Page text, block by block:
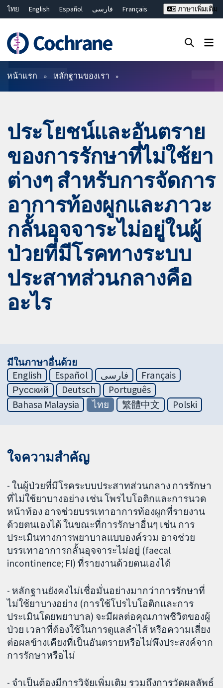
ไทย English Español فارسی
Français
Bahasa Malaysia
繁體中文 简体中文
ภาษาเพิ่มเติม
ตัวกรอง
หน้าแรก หลักฐานของเรา
ประโยชน์และอันตราย
ของการรักษาที่ไม่ใช้ยา
ต่างๆ สำหรับการจัดการ
อาการท้องผูกและภาวะ
กลั้นอุจจาระไม่อยู่ในผู้
ป่วยที่มีโรคทางระบบ
ประสาทส่วนกลางคือ
อะไร
มีในภาษาอื่นด้วย
English
Español فارسی
Français
Русский
Deutsch
Português
Bahasa Malaysia
ไทย 繁體中文 Polski
ใจความสำคัญ
- ในผู้ป่วยที่มีโรคระบบประสาทส่วนกลาง การรักษา
ที่ไม่ใช้ยาบางอย่าง เช่น โพรไบโอติกและการนวด
หน้าท้อง อาจช่วยบรรเทาอาการท้องผูกที่รายงาน
ด้วยตนเองได้ ในขณะที่การรักษาอื่นๆ เช่น การ
ประเมินทางการพยาบาลแบบองค์รวม อาจช่วย
บรรเทาอาการกลั้นอุจจาระไม่อยู่ (faecal
incontinence; FI) ที่รายงานด้วยตนเองได้
- หลักฐานยังคงไม่เชื่อมั่นอย่างมากว่าการรักษาที่
ไม่ใช้ยาบางอย่าง (การใช้โปรไบโอติกและการ
ประเมินโดยพยาบาล) จะมีผลต่อคุณภาพชีวิตของผู้
ป่วย เวลาที่ต้องใช้ในการดูแลลำไส้ หรือความเสี่ยง
ต่อผลข้างเคียงที่เป็นอันตรายหรือไม่พึงประสงค์จาก
การรักษาหรือไม่
- จำเป็นต้องมีการวิจัยเพิ่มเติม รวมถึงการวัดผลลัพธ์